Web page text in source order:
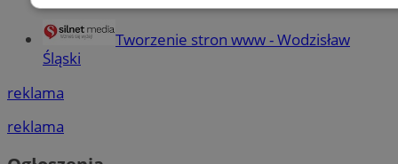
Tworzenie stron www - Wodzisław
Śląski
reklama
reklama
Niezbędne Wydajność